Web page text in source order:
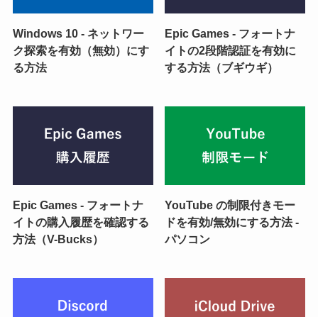
Windows 10 - ネットワー
ク探索を有効（無効）にす
る方法
Epic Games - フォートナ
イトの2段階認証を有効に
する方法（ブギウギ）
Epic Games - フォートナ
イトの購入履歴を確認する
方法（V-Bucks）
YouTube の制限付きモー
ドを有効/無効にする方法 -
パソコン